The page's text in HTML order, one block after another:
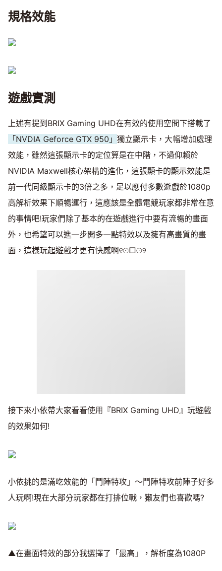
規格效能
遊戲實測
上述有提到BRIX Gaming UHD在有效的使用空間下搭載了
「NVDIA Geforce GTX 950」 獨立顯示卡，大幅增加處理
效能，雖然這張顯示卡的定位算是在中階，不過仰賴於
NVIDIA Maxwell核心架構的進化，這張顯卡的顯示效能是
前一代同級顯示卡的3倍之多，足以應付多數遊戲於1080p
高解析效果下順暢運行，這應該是全體電競玩家都非常在意
的事情吧!玩家們除了基本的在遊戲進行中要有流暢的畫面
外，也希望可以進一步開多一點特效以及擁有高畫質的畫
面，這樣玩起遊戲才更有快感啊୧☉□☉୨
接下來小依帶大家看看使用『BRIX Gaming UHD』玩遊戲
的效果如何!
小依挑的是滿吃效能的「鬥陣特攻」～鬥陣特攻前陣子好多
人玩啊!現在大部分玩家都在打排位戰，獺友們也喜歡嗎?
▲在畫面特效的部分我選擇了「最高」，解析度為1080P